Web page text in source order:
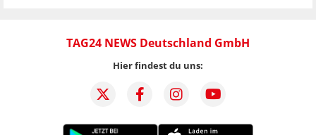
TAG24 NEWS Deutschland GmbH
Hier findest du uns: